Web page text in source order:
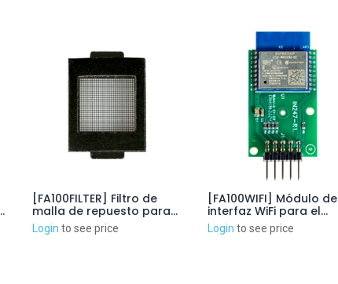
[FA100FILTER] Filtro de
malla de repuesto para
detectores FAD100. Pack
de 10u
Login to see price
[FA100WIFI] Módulo de
interfaz WiFi para el
sistema de aspiración
FA100
Login to see price